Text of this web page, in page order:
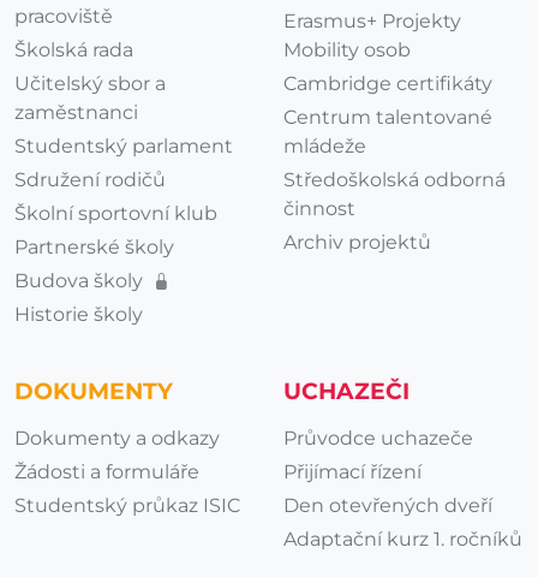
pracoviště
Školská rada
Učitelský sbor a
zaměstnanci
Studentský parlament
Sdružení rodičů
Školní sportovní klub
Partnerské školy
Budova školy
Historie školy
Erasmus+ Projekty
Mobility osob
Cambridge certifikáty
Centrum talentované
mládeže
Středoškolská odborná
činnost
Archiv projektů
DOKUMENTY
Dokumenty a odkazy
Žádosti a formuláře
Studentský průkaz ISIC
UCHAZEČI
Průvodce uchazeče
Přijímací řízení
Den otevřených dveří
Adaptační kurz 1. ročníků